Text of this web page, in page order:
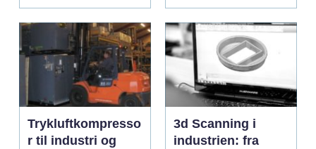
førstehåndsind...
Trykluftkompresso
r til industri og
3d Scanning i
industrien: fra